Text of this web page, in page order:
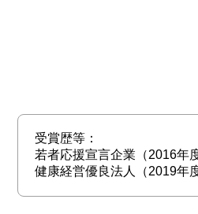
受賞歴等：
若者応援宣言企業（2016年
健康経営優良法人（2019年